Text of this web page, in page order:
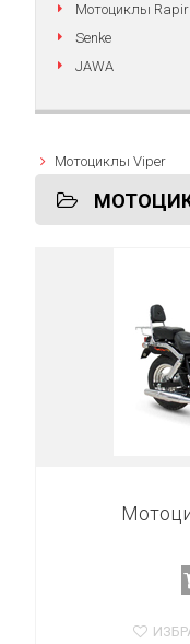
Мотоциклы
Senke
JAWA
Мотоциклы Viper